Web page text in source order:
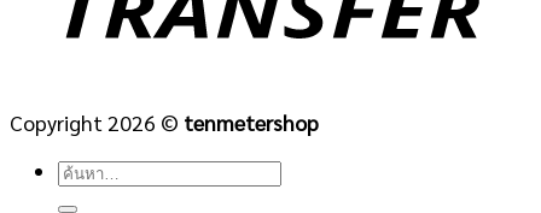
Copyright 2026 © tenmetershop
ค้นหา: